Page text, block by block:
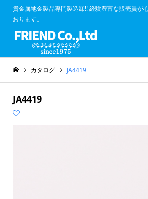
貴金属地金製品専門製造卸!! 経験豊富な販売員が
おります。
カタログ JA4419
JA4419